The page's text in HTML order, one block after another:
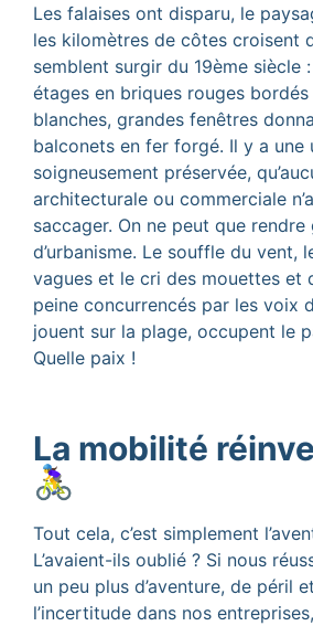
Les falaises ont disparu, le
les kilomètres de côtes croisent
semblent surgir du 19ème siècle
étages en briques rouges
blanches, grandes fenêtres
balconets en fer forgé. Il y a une
soigneusement préservée,
architecturale ou commerciale
saccager. On ne peut que
d’urbanisme. Le souffle du vent,
vagues et le cri des mouettes et
peine concurrencés par les voix
jouent sur la plage, occupent le
Quelle paix !
La mobilité
🚴‍♀️
Tout cela, c’est simplement
L’avaient-ils oublié ? Si nous
un peu plus d’aventure, de péril
l’incertitude dans nos